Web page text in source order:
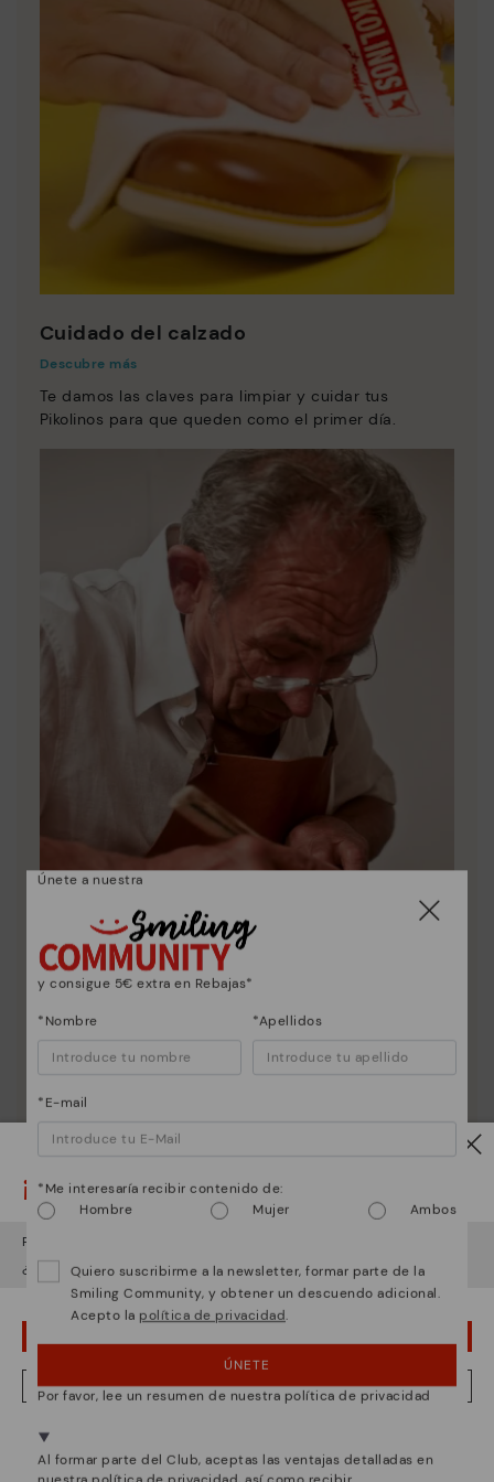
Cuidado del calzado
Descubre más
Te damos las claves para limpiar y cuidar tus
Pikolinos para que queden como el primer día.
Desde 1984 trabajamos para que cada zapato sea
¡Ojo!
Parece que estás en
¿Quieres ir a la web deUSA?
NO, QUIERO VISITAR LA WEB DE ESPAÑA
Selecciona el tuyoaquí.
Únete a nuestra
y consigue 5€ extra en Rebajas*
*Nombre *Apellidos
*E-mail
*Me interesaría recibir contenido de:
Hombre
Mujer Ambos
Quiero suscribirme a la newsletter, formar parte de la
Smiling Community, y obtener un descuendo adicional.
Acepto la política de privacidad.
ÚNETE
Por favor, lee un resumen de nuestra política de privacidad
Al formar parte del Club, aceptas las ventajas detalladas en